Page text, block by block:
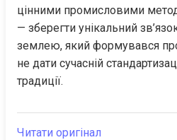
цінними промисловими
— зберегти унікальний
землею, який формувався
не дати сучасній
традиції.
Читати оригінал